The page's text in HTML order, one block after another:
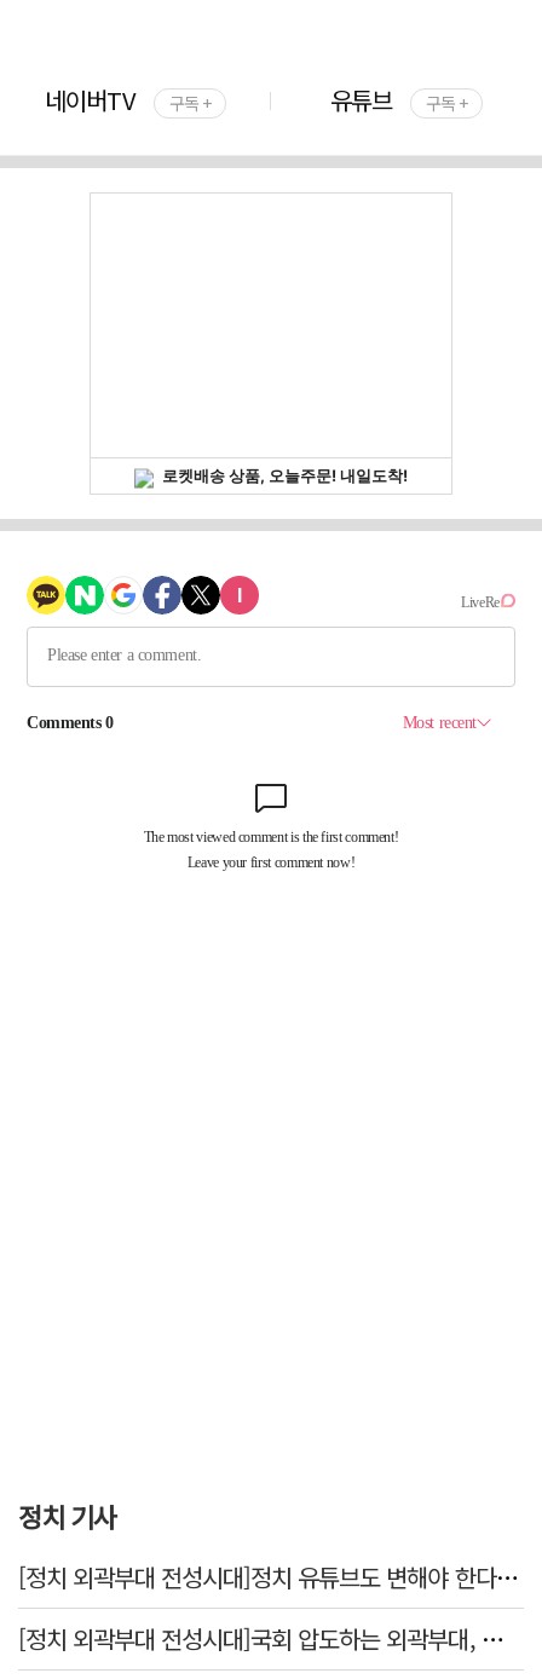
네이버TV 구독 + 유튜브 구독 +
정치 기사
[정치 외곽부대 전성시대]정치 유튜브도 변해야 한다 "화합과 존중"
[정치 외곽부대 전성시대]국회 압도하는 외곽부대, 목소리 왜 커지나?